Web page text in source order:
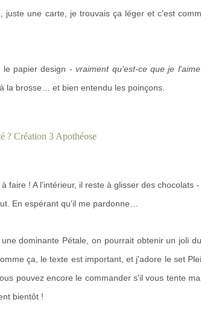
une carte, je trouvais ça léger et c'est
papier design - vraiment qu'est-ce que je
la brosse… et bien entendu les poinçons.
faire ! A l'intérieur, il reste à glisser des chocolats -
En espérant qu'il me pardonne…
dominante Pétale, on pourrait obtenir un joli
ça, le texte est important, et j'adore le set
pouvez encore le commander s'il vous tente
bientôt !